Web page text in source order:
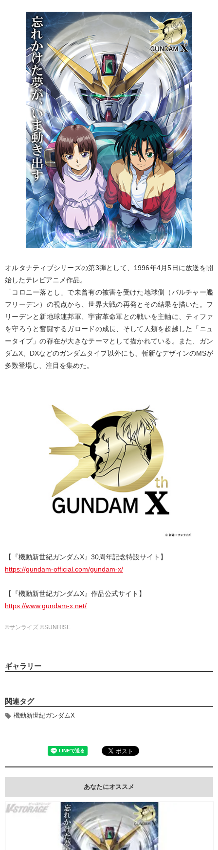
オルタナティブシリーズの第3弾として、1996年4月5日に放送を開
始したテレビアニメ作品。
「コロニー落とし」で未曾有の被害を受けた地球側（バルチャー艦
フリーデン）の視点から、世界大戦の再発とその結果を描いた。フ
リーデンと新地球連邦軍、宇宙革命軍との戦いを主軸に、ティファ
を守ろうと奮闘するガロードの成長、そして人類を超越した「ニュ
ータイプ」の存在が大きなテーマとして描かれている。また、ガン
ダムX、DXなどのガンダムタイプ以外にも、斬新なデザインのMSが
多数登場し、注目を集めた。
【『機動新世紀ガンダムX』30周年記念特設サイト】
https://gundam-official.com/gundam-x/
【『機動新世紀ガンダムX』作品公式サイト】
https://www.gundam-x.net/
©サンライズ ©SUNRISE
ギャラリー
関連タグ
機動新世紀ガンダムX
あなたにオススメ